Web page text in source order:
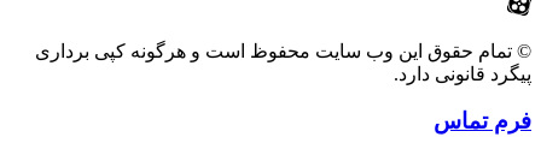
© تمام حقوق این وب سایت محفوظ است و هرگونه کپی برداری
پیگرد قانونی دارد.
فرم تماس